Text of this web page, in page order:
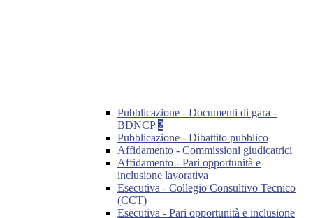
Pubblicazione - Documenti di gara -
BDNCP 2
Pubblicazione - Dibattito pubblico
Affidamento - Commissioni giudicatrici
Affidamento - Pari opportunità e
inclusione lavorativa
Esecutiva - Collegio Consultivo Tecnico
(CCT)
Esecutiva - Pari opportunità e inclusione